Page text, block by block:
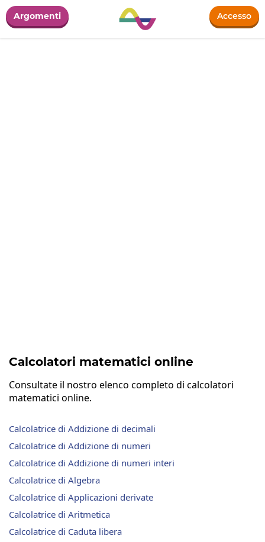
Argomenti Accesso
Calcolatori matematici online
Consultate il nostro elenco completo di calcolatori
matematici online.
Calcolatrice di Addizione di decimali
Calcolatrice di Addizione di numeri
Calcolatrice di Addizione di numeri interi
Calcolatrice di Algebra
Calcolatrice di Applicazioni derivate
Calcolatrice di Aritmetica
Calcolatrice di Caduta libera